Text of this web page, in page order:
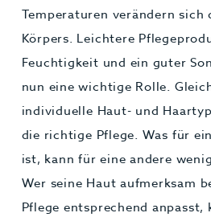
Temperaturen verändern sich
Körpers. Leichtere
Feuchtigkeit und ein guter
nun eine wichtige Rolle.
individuelle Haut- und
die richtige Pflege. Was für
ist, kann für eine andere
Wer seine Haut aufmerksam
Pflege entsprechend anpasst,